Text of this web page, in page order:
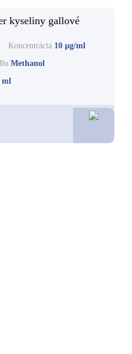
kyseliny gallové
Koncentrácia 10 µg/ml
Methanol
ml